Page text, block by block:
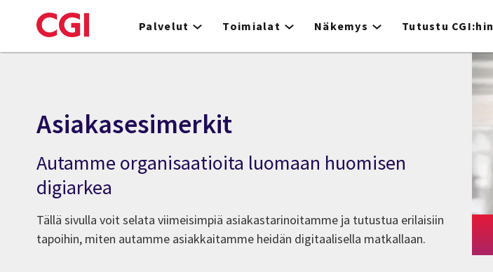
to
Palvelut Toimialat Näkemys Tutustu CGI:hin
Asiakasesimerkit
Autamme organisaatioita luomaan huomisen
digiarkea
Tällä sivulla voit selata viimeisimpiä asiakastarinoitamme ja tutustua erilaisiin
tapoihin, miten autamme asiakkaitamme heidän digitaalisella matkallaan.